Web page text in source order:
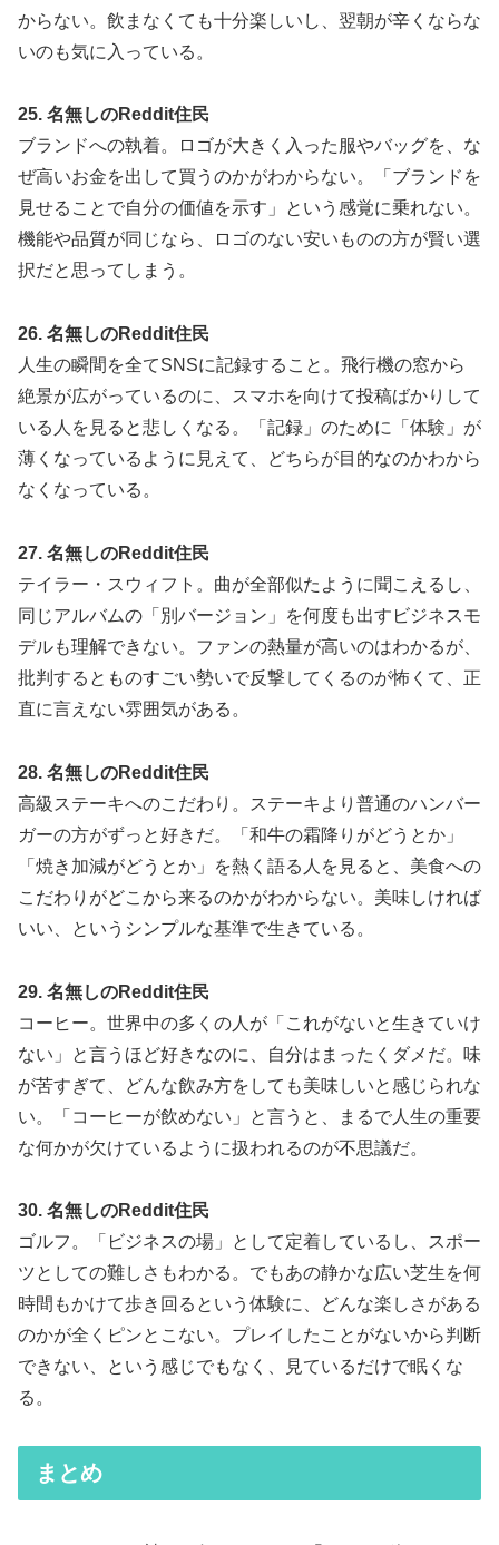
からない。飲まなくても十分楽しいし、翌朝が辛くならな
いのも気に入っている。
25. 名無しのReddit住民
ブランドへの執着。ロゴが大きく入った服やバッグを、な
ぜ高いお金を出して買うのかがわからない。「ブランドを
見せることで自分の価値を示す」という感覚に乗れない。
機能や品質が同じなら、ロゴのない安いものの方が賢い選
択だと思ってしまう。
26. 名無しのReddit住民
人生の瞬間を全てSNSに記録すること。飛行機の窓から
絶景が広がっているのに、スマホを向けて投稿ばかりして
いる人を見ると悲しくなる。「記録」のために「体験」が
薄くなっているように見えて、どちらが目的なのかわから
なくなっている。
27. 名無しのReddit住民
テイラー・スウィフト。曲が全部似たように聞こえるし、
同じアルバムの「別バージョン」を何度も出すビジネスモ
デルも理解できない。ファンの熱量が高いのはわかるが、
批判するとものすごい勢いで反撃してくるのが怖くて、正
直に言えない雰囲気がある。
28. 名無しのReddit住民
高級ステーキへのこだわり。ステーキより普通のハンバー
ガーの方がずっと好きだ。「和牛の霜降りがどうとか」
「焼き加減がどうとか」を熱く語る人を見ると、美食への
こだわりがどこから来るのかがわからない。美味しければ
いい、というシンプルな基準で生きている。
29. 名無しのReddit住民
コーヒー。世界中の多くの人が「これがないと生きていけ
ない」と言うほど好きなのに、自分はまったくダメだ。味
が苦すぎて、どんな飲み方をしても美味しいと感じられな
い。「コーヒーが飲めない」と言うと、まるで人生の重要
な何かが欠けているように扱われるのが不思議だ。
30. 名無しのReddit住民
ゴルフ。「ビジネスの場」として定着しているし、スポー
ツとしての難しさもわかる。でもあの静かな広い芝生を何
時間もかけて歩き回るという体験に、どんな楽しさがある
のかが全くピンとこない。プレイしたことがないから判断
できない、という感じでもなく、見ているだけで眠くな
る。
まとめ